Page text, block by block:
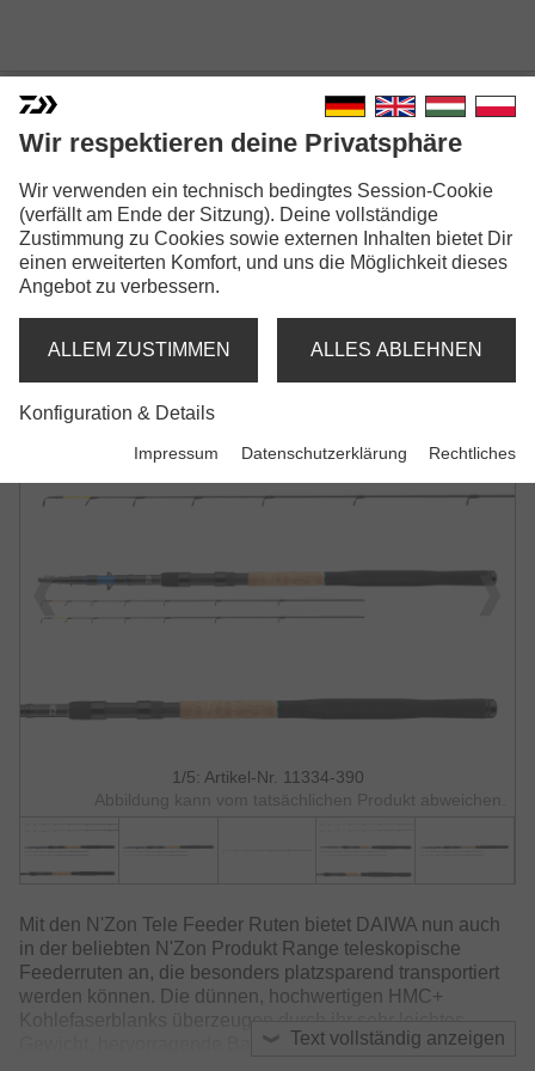
N'ZON TELE FEEDER
TELE-FEEDERRUTE | WG -60G | -90G | -120G
| -150G
1/5: Artikel-Nr. 11334-390
Abbildung kann vom tatsächlichen Produkt abweichen.
Text vollständig anzeigen
Mit den N'Zon Tele Feeder Ruten bietet DAIWA nun auch
in der beliebten N'Zon Produkt Range teleskopische
Feederruten an, die besonders platzsparend transportiert
werden können. Die dünnen, hochwertigen HMC+
Kohlefaserblanks überzeugen durch ihr sehr leichtes
Gewicht, hervorragende Balance und eine
Wir respektieren deine Privatsphäre
Wir verwenden ein technisch bedingtes Session-Cookie
(verfällt am Ende der Sitzung). Deine vollständige
Zustimmung zu Cookies sowie externen Inhalten bietet Dir
einen erweiterten Komfort, und uns die Möglichkeit dieses
Angebot zu verbessern.
ALLEM ZUSTIMMEN ALLES ABLEHNEN
Konfiguration & Details
Impressum Datenschutzerklärung Rechtliches